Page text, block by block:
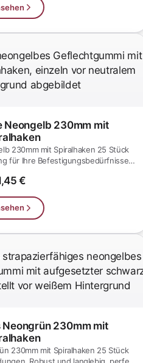
Neongelb 230mm mit
230mm mit Spiralhaken 25 Stück
für Ihre Befestigungsbedürfnisse.
€
230mm mit
230mm mit Spiralhaken 25 Stück
Robust und langlebig, perfekt